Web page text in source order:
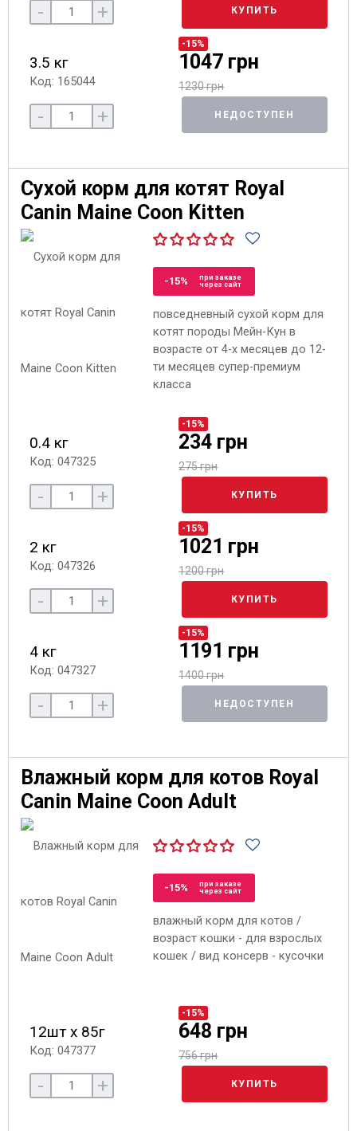
- + КУПИТЬ
3.5 кг
Код: 165044
-15%
1047 грн
1230 грн
- + НЕДОСТУПЕН
Сухой корм для котят Royal
Canin Maine Coon Kitten
-15%
при заказе
через сайт
повседневный сухой корм для
котят породы Мейн-Кун в
возрасте от 4-х месяцев до 12-
ти месяцев супер-премиум
класса
0.4 кг
Код: 047325
-15%
234 грн
275 грн
- + КУПИТЬ
2 кг
Код: 047326
-15%
1021 грн
1200 грн
- + КУПИТЬ
4 кг
Код: 047327
-15%
1191 грн
1400 грн
- + НЕДОСТУПЕН
Влажный корм для котов Royal
Canin Maine Coon Adult
-15%
при заказе
через сайт
влажный корм для котов /
возраст кошки - для взрослых
кошек / вид консерв - кусочки
12шт х 85г
Код: 047377
-15%
648 грн
756 грн
- + КУПИТЬ